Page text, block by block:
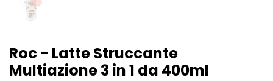
Roc - Latte Struccante
Multiazione 3 in 1 da 400ml